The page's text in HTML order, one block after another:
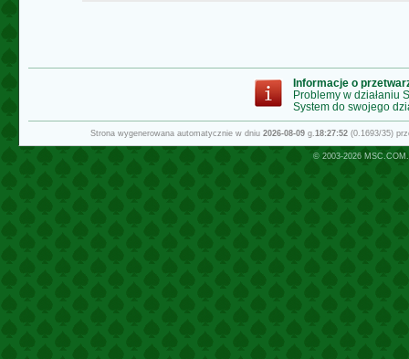
Informacje o
Problemy w działaniu
System do swojego
Strona wygenerowana automatycznie w dniu 2026-08-09 g.18:27:52 (0.1693/35)
© 2003-2026